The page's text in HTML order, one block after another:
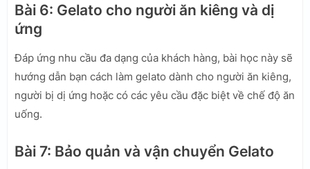
Bài 6: Gelato cho người ăn kiêng và dị
ứng
Đáp ứng nhu cầu đa dạng của khách hàng, bài học này sẽ
hướng dẫn bạn cách làm gelato dành cho người ăn kiêng,
người bị dị ứng hoặc có các yêu cầu đặc biệt về chế độ ăn
uống.
Bài 7: Bảo quản và vận chuyển Gelato